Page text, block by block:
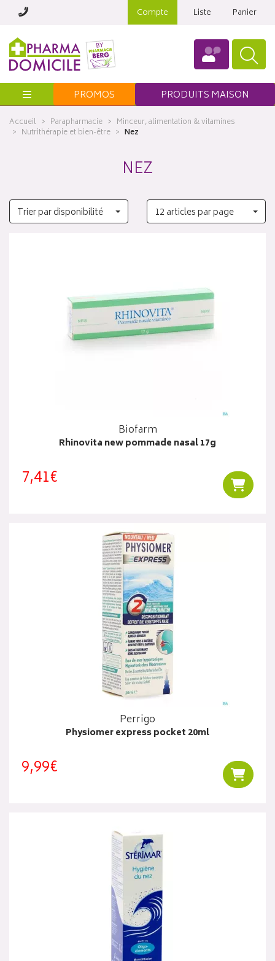
Compte Liste Panier
Menu PROMOS PRODUITS MAISON
Accueil Parapharmacie
Minceur, alimentation & vitamines
Nutrithérapie et bien-être
Nez
NEZ
Trier par disponibilité 12 articles par page
Biofarm
Rhinovita new pommade nasal 17g
7,41€
Perrigo
Physiomer express pocket 20ml
9,99€